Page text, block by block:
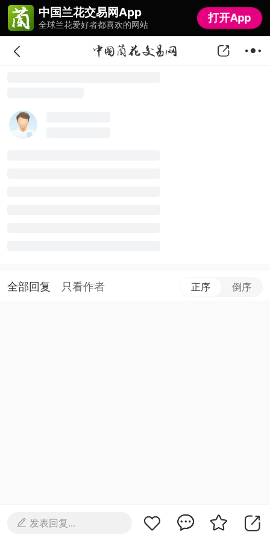
中国兰花交易网App
全球兰花爱好者都喜欢的网站
打开App
中国兰花交易网App
全球兰花爱好者都喜欢的网站
打开App
全部回复 只看作者 正序 倒序
发表回复...